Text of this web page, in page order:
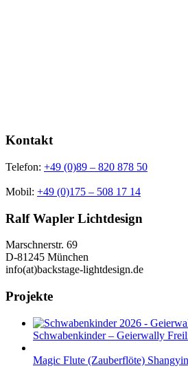
Kontakt
Telefon: +49 (0)89 – 820 878 50
Mobil: +49 (0)175 – 508 17 14
Ralf Wapler Lichtdesign
Marschnerstr. 69
D-81245 München
info(at)backstage-lightdesign.de
Projekte
Schwabenkinder – Geierwally
Magic Flute (Zauberflöte)